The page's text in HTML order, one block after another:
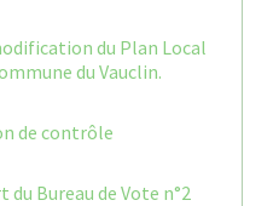
du Plan Local
du Vauclin.
de contrôle
du Bureau de Vote n°2